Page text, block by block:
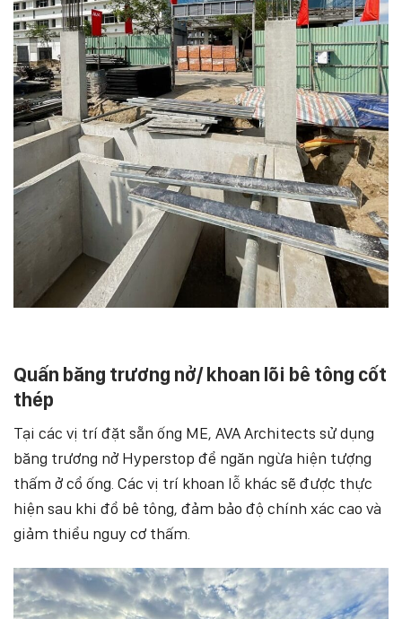
Quấn băng trương nở/ khoan lõi bê tông cốt
thép
Tại các vị trí đặt sẵn ống ME, AVA Architects sử dụng
băng trương nở Hyperstop để ngăn ngừa hiện tượng
thấm ở cổ ống. Các vị trí khoan lỗ khác sẽ được thực
hiện sau khi đổ bê tông, đảm bảo độ chính xác cao và
giảm thiểu nguy cơ thấm.